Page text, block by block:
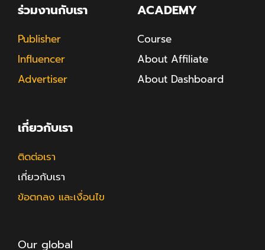
ร่วมงานกับเรา
Publisher
Influencer
Advertiser
ACADEMY
Course
About Affiliate
About Dashboard
เกี่ยวกับเรา
ติดต่อเรา
เกี่ยวกับเรา
ข้อตกลง และเงื่อนไข
Our global